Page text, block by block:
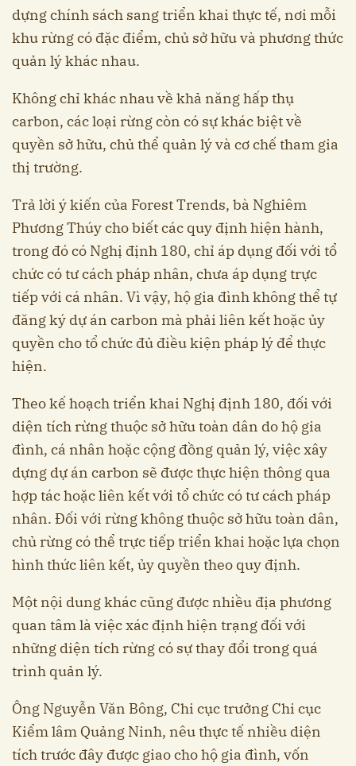
dựng chính sách sang triển khai thực tế, nơi mỗi
khu rừng có đặc điểm, chủ sở hữu và phương thức
quản lý khác nhau.
Không chỉ khác nhau về khả năng hấp thụ
carbon, các loại rừng còn có sự khác biệt về
quyền sở hữu, chủ thể quản lý và cơ chế tham gia
thị trường.
Trả lời ý kiến của Forest Trends, bà Nghiêm
Phương Thúy cho biết các quy định hiện hành,
trong đó có Nghị định 180, chỉ áp dụng đối với tổ
chức có tư cách pháp nhân, chưa áp dụng trực
tiếp với cá nhân. Vì vậy, hộ gia đình không thể tự
đăng ký dự án carbon mà phải liên kết hoặc ủy
quyền cho tổ chức đủ điều kiện pháp lý để thực
hiện.
Theo kế hoạch triển khai Nghị định 180, đối với
diện tích rừng thuộc sở hữu toàn dân do hộ gia
đình, cá nhân hoặc cộng đồng quản lý, việc xây
dựng dự án carbon sẽ được thực hiện thông qua
hợp tác hoặc liên kết với tổ chức có tư cách pháp
nhân. Đối với rừng không thuộc sở hữu toàn dân,
chủ rừng có thể trực tiếp triển khai hoặc lựa chọn
hình thức liên kết, ủy quyền theo quy định.
Một nội dung khác cũng được nhiều địa phương
quan tâm là việc xác định hiện trạng đối với
những diện tích rừng có sự thay đổi trong quá
trình quản lý.
Ông Nguyễn Văn Bông, Chi cục trưởng Chi cục
Kiểm lâm Quảng Ninh, nêu thực tế nhiều diện
tích trước đây được giao cho hộ gia đình, vốn